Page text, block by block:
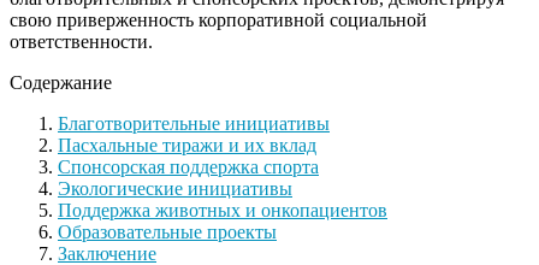
свою приверженность корпоративной социальной
ответственности.
Содержание
Благотворительные инициативы
Пасхальные тиражи и их вклад
Спонсорская поддержка спорта
Экологические инициативы
Поддержка животных и онкопациентов
Образовательные проекты
Заключение